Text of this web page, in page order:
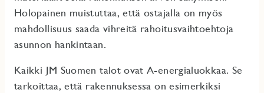
Holopainen muistuttaa, että ostajalla on myös
mahdollisuus saada vihreitä rahoitusvaihtoehtoja
asunnon hankintaan.
Kaikki JM Suomen talot ovat A-energialuokkaa. Se
tarkoittaa, että rakennuksessa on esimerkiksi